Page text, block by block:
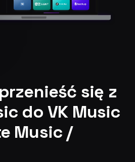
się z
do VK Music
Music /